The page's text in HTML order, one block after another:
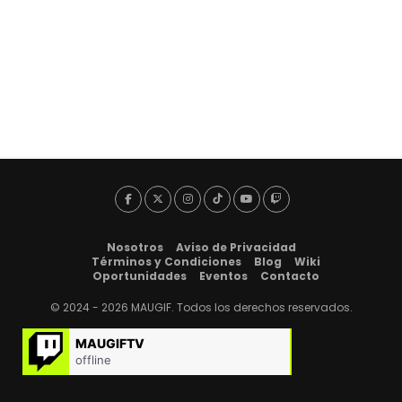
Nosotros
Aviso de Privacidad
Términos y Condiciones
Blog
Wiki
Oportunidades
Eventos Contacto
© 2024 - 2026 MAUGIF. Todos los derechos reservados.
MAUGIFTV
offline